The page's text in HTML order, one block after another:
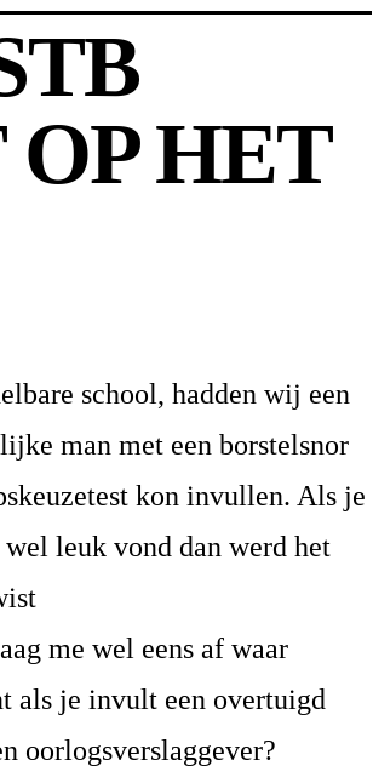
HET
school, hadden wij een
man met een borstelsnor
kon invullen. Als je
leuk vond dan werd het
me wel eens af waar
als je invult een overtuigd
oorlogsverslaggever?